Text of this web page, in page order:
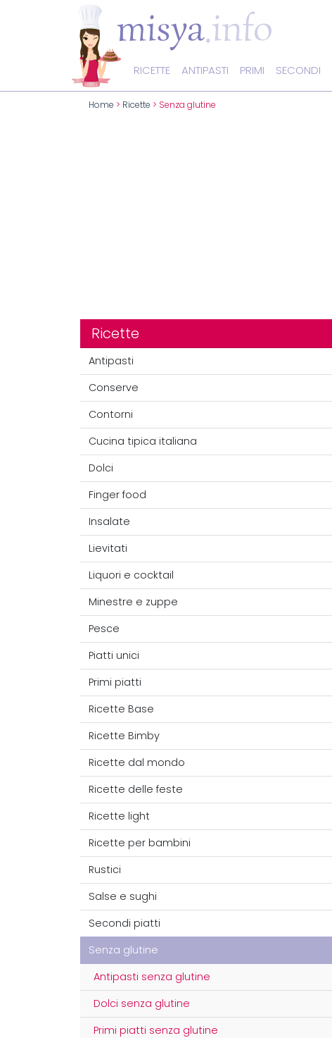
RICETTE ANTIPASTI PRIMI SECONDI
Home > Ricette > Senza glutine
Ricette
Antipasti
Conserve
Contorni
Cucina tipica italiana
Dolci
Finger food
Insalate
Lievitati
Liquori e cocktail
Minestre e zuppe
Pesce
Piatti unici
Primi piatti
Ricette Base
Ricette Bimby
Ricette dal mondo
Ricette delle feste
Ricette light
Ricette per bambini
Rustici
Salse e sughi
Secondi piatti
Senza glutine
Antipasti senza glutine
Dolci senza glutine
Primi piatti senza glutine